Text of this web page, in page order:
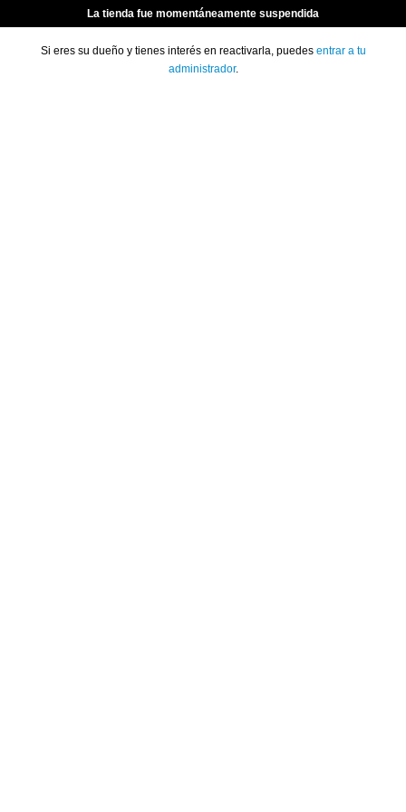
La tienda fue momentáneamente suspendida
Si eres su dueño y tienes interés en reactivarla, puedes entrar a tu
administrador.